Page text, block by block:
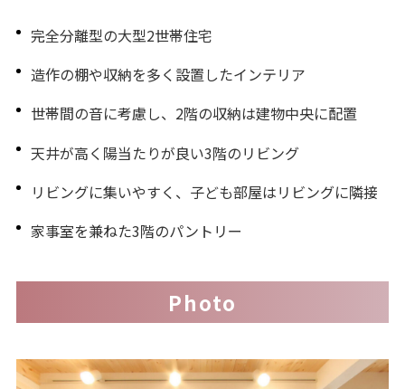
完全分離型の大型2世帯住宅
造作の棚や収納を多く設置したインテリア
世帯間の音に考慮し、2階の収納は建物中央に配置
天井が高く陽当たりが良い3階のリビング
リビングに集いやすく、子ども部屋はリビングに隣接
家事室を兼ねた3階のパントリー
Photo